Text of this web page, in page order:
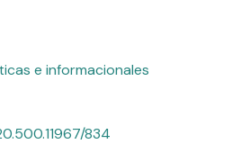
e informacionales
834